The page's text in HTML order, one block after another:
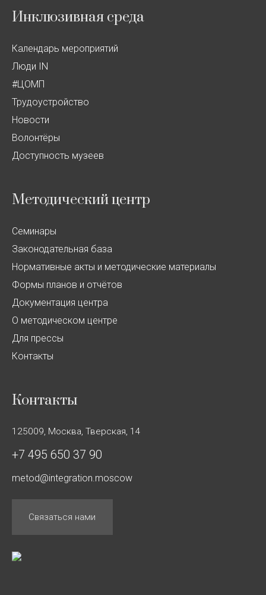
Инклюзивная среда
Календарь мероприятий
Люди IN
#ЦОМП
Трудоустройство
Новости
Волонтёры
Доступность музеев
Методический центр
Семинары
Законодательная база
Нормативные акты и методические материалы
Формы планов и отчётов
Документация центра
О методическом центре
Для прессы
Контакты
Контакты
125009, Москва, Тверская, 14
+7 495 650 37 90
metod@integration.moscow
Связаться нами